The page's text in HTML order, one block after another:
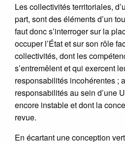
Les collectivités territoriales,
part, sont des éléments d’un
faut donc s’interroger sur la
occuper l’État et sur son rôle
collectivités, dont les
s’entremêlent et qui exercent
responsabilités incohérentes ;
responsabilités au sein d’une
encore instable et dont la
revue.
En écartant une conception